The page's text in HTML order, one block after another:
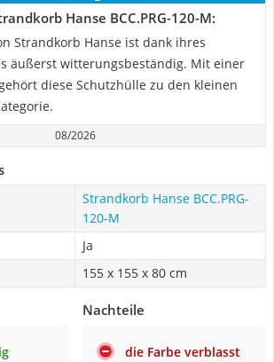
Hanse BCC.PRG-120-M:
Strandkorb Hanse ist dank ihres
äußerst witterungsbeständig. Mit einer
diese Schutzhülle zu den kleinen
08/2026
Strandkorb Hanse BCC.PRG-
120-M
Ja
155 x 155 x 80 cm
Nachteile
die Farbe verblasst